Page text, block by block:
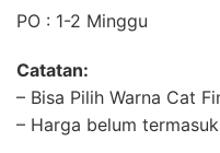
PO : 1-2 Minggu
Catatan:
– Bisa Pilih Warna Cat
– Harga belum